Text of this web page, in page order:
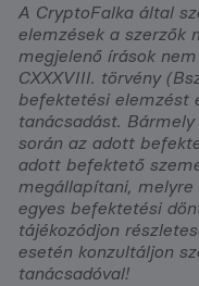
A CryptoFalka által
elemzések a szerzők
megjelenő írások
CXXXVIII. törvény
befektetési elemzést
tanácsadást.
során az adott
adott befektető
megállapítani, melyre
egyes befektetési
tájékozódjon
esetén konzultáljon
tanácsadóval!